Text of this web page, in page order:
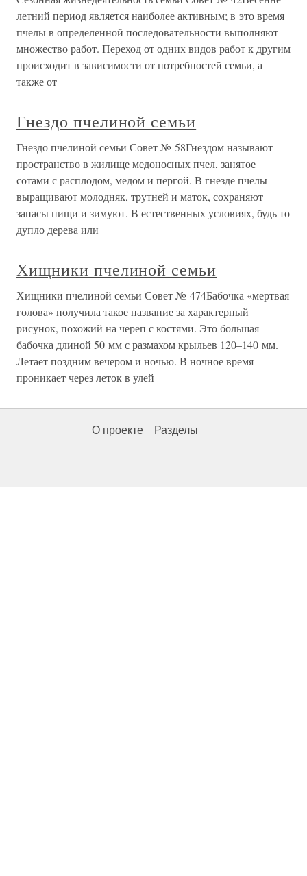
летний период является наиболее активным; в это время
пчелы в определенной последовательности выполняют
множество работ. Переход от одних видов работ к другим
происходит в зависимости от потребностей семьи, а
также от
Гнездо пчелиной семьи
Гнездо пчелиной семьи Совет № 58Гнездом называют
пространство в жилище медоносных пчел, занятое
сотами с расплодом, медом и пергой. В гнезде пчелы
выращивают молодняк, трутней и маток, сохраняют
запасы пищи и зимуют. В естественных условиях, будь то
дупло дерева или
Хищники пчелиной семьи
Хищники пчелиной семьи Совет № 474Бабочка «мертвая
голова» получила такое название за характерный
рисунок, похожий на череп с костями. Это большая
бабочка длиной 50 мм с размахом крыльев 120–140 мм.
Летает поздним вечером и ночью. В ночное время
проникает через леток в улей
О проекте Разделы